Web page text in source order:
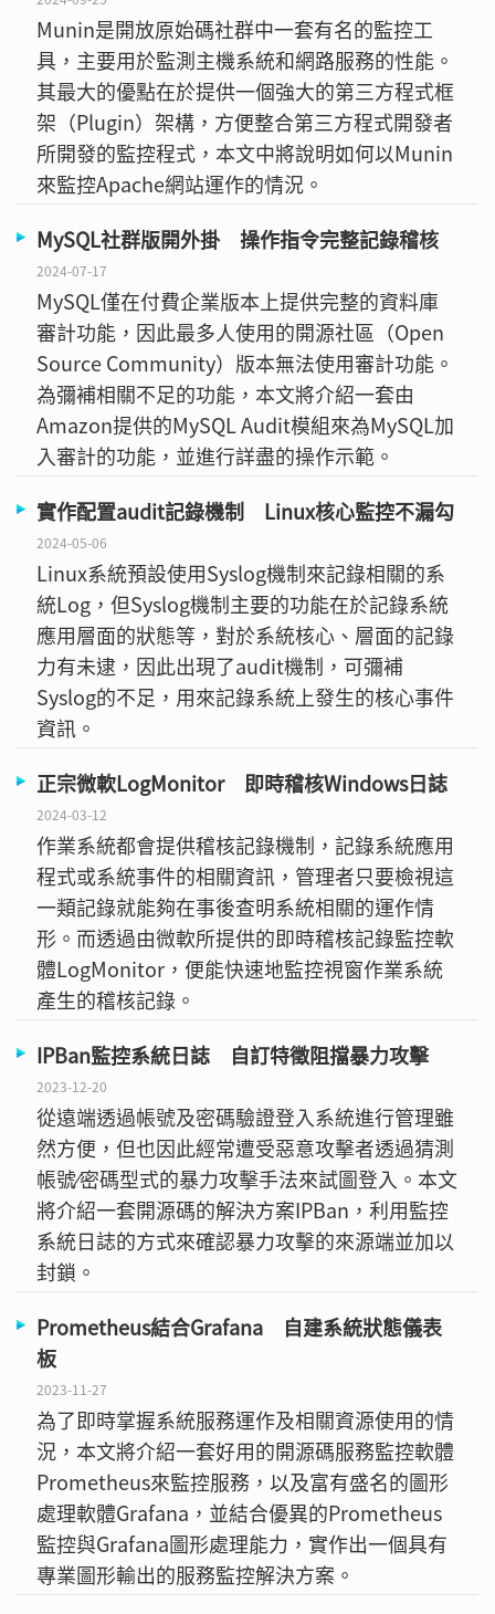
Munin是開放原始碼社群中一套有名的監控工
具，主要用於監測主機系統和網路服務的性能。
其最大的優點在於提供一個強大的第三方程式框
架（Plugin）架構，方便整合第三方程式開發者
所開發的監控程式，本文中將說明如何以Munin
來監控Apache網站運作的情況。
MySQL社群版開外掛 操作指令完整記錄稽核
2024-07-17
MySQL僅在付費企業版本上提供完整的資料庫
審計功能，因此最多人使用的開源社區（Open
Source Community）版本無法使用審計功能。
為彌補相關不足的功能，本文將介紹一套由
Amazon提供的MySQL Audit模組來為MySQL加
入審計的功能，並進行詳盡的操作示範。
實作配置audit記錄機制 Linux核心監控不漏勾
2024-05-06
Linux系統預設使用Syslog機制來記錄相關的系
統Log，但Syslog機制主要的功能在於記錄系統
應用層面的狀態等，對於系統核心、層面的記錄
力有未逮，因此出現了audit機制，可彌補
Syslog的不足，用來記錄系統上發生的核心事件
資訊。
正宗微軟LogMonitor 即時稽核Windows日誌
2024-03-12
作業系統都會提供稽核記錄機制，記錄系統應用
程式或系統事件的相關資訊，管理者只要檢視這
一類記錄就能夠在事後查明系統相關的運作情
形。而透過由微軟所提供的即時稽核記錄監控軟
體LogMonitor，便能快速地監控視窗作業系統
產生的稽核記錄。
IPBan監控系統日誌 自訂特徵阻擋暴力攻擊
2023-12-20
從遠端透過帳號及密碼驗證登入系統進行管理雖
然方便，但也因此經常遭受惡意攻擊者透過猜測
帳號∕密碼型式的暴力攻擊手法來試圖登入。本文
將介紹一套開源碼的解決方案IPBan，利用監控
系統日誌的方式來確認暴力攻擊的來源端並加以
封鎖。
Prometheus結合Grafana 自建系統狀態儀表
板
2023-11-27
為了即時掌握系統服務運作及相關資源使用的情
況，本文將介紹一套好用的開源碼服務監控軟體
Prometheus來監控服務，以及富有盛名的圖形
處理軟體Grafana，並結合優異的Prometheus
監控與Grafana圖形處理能力，實作出一個具有
專業圖形輸出的服務監控解決方案。